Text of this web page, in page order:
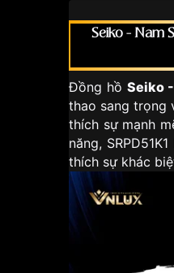
Seiko - Nam
Đồng hồ Seiko -
thao sang trọng
thích sự mạnh
năng,
thích sự khác